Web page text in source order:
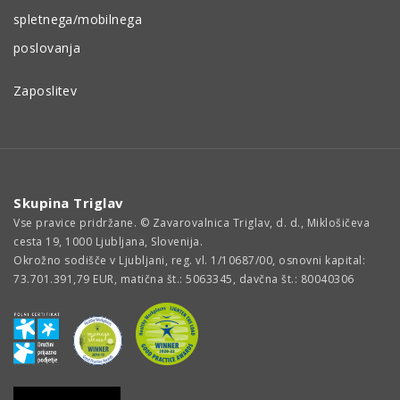
spletnega/mobilnega
poslovanja
Zaposlitev
Skupina Triglav
Vse pravice pridržane. © Zavarovalnica Triglav, d. d., Miklošičeva
cesta 19, 1000 Ljubljana, Slovenija.
Okrožno sodišče v Ljubljani, reg. vl. 1/10687/00, osnovni kapital:
73.701.391,79 EUR, matična št.: 5063345, davčna št.: 80040306